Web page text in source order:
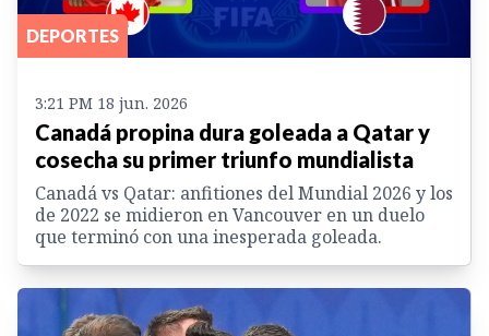
DEPORTES
3:21 PM 18 jun. 2026
Canadá propina dura goleada a Qatar y
cosecha su primer triunfo mundialista
Canadá vs Qatar: anfitiones del Mundial 2026 y los
de 2022 se midieron en Vancouver en un duelo
que terminó con una inesperada goleada.